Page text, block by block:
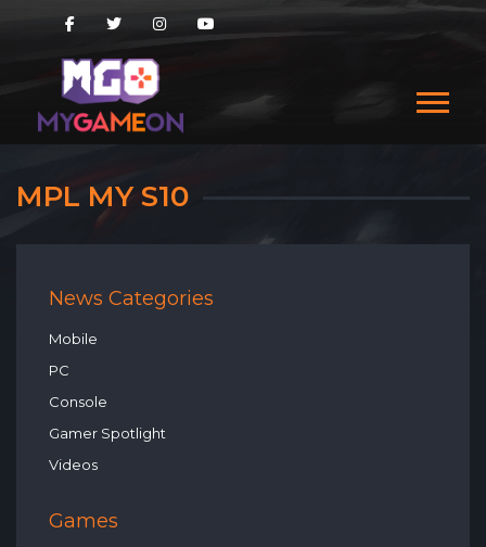
MPL MY S10
News Categories
Mobile
PC
Console
Gamer Spotlight
Videos
Games